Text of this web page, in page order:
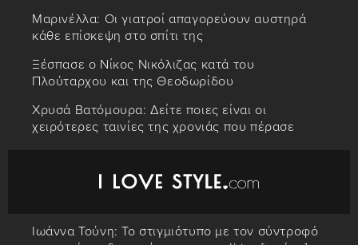
Μαρινέλλα: Οι γιατροί απαγορεύουν αυστηρά
κάθε επίσκεψη στο σπίτι της
Ξέσπασε ο Νίκος Νικόλιζας κατά του
Πλούταρχου και της Θεοδωρίδου
Χρυσά Βατόμουρα: Δείτε ποιες είναι οι
χειρότερες ταινίες της χρονιάς που πέρασε
Ιωάννα Τούνη: Το στιγμιότυπο με τον σύντροφό